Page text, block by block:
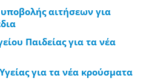
αιτήσεων για
Παιδείας για τα νέα
για τα νέα κρούσματα